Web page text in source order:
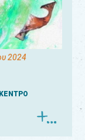
2024